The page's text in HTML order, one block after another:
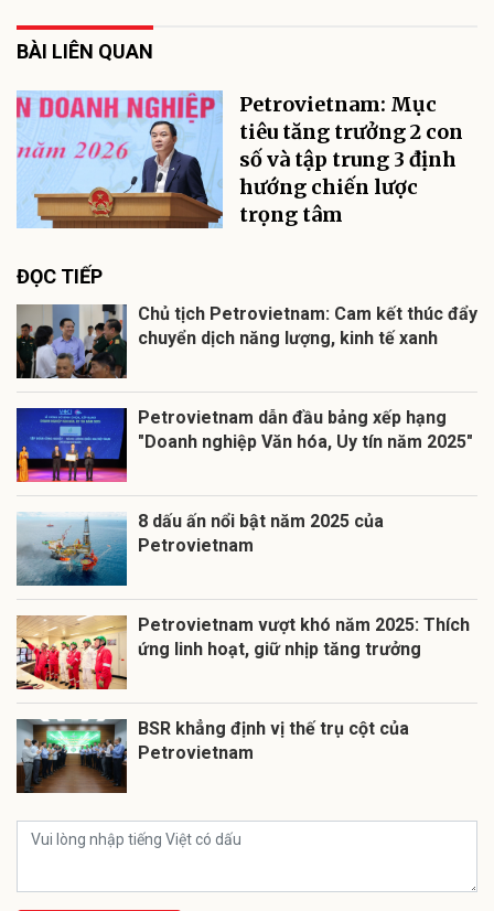
BÀI LIÊN QUAN
Petrovietnam: Mục
tiêu tăng trưởng 2 con
số và tập trung 3 định
hướng chiến lược
trọng tâm
ĐỌC TIẾP
Chủ tịch Petrovietnam: Cam kết thúc đẩy
chuyển dịch năng lượng, kinh tế xanh
Petrovietnam dẫn đầu bảng xếp hạng
"Doanh nghiệp Văn hóa, Uy tín năm 2025"
8 dấu ấn nổi bật năm 2025 của
Petrovietnam
Petrovietnam vượt khó năm 2025: Thích
ứng linh hoạt, giữ nhịp tăng trưởng
BSR khẳng định vị thế trụ cột của
Petrovietnam